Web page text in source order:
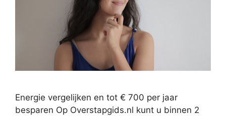
Energie vergelijken en tot € 700 per jaar
besparen Op Overstapgids.nl kunt u binnen 2